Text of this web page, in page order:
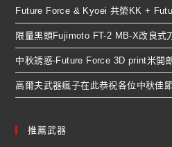
Future Force & Kyoei 共榮KK +
限量黑頭Fujimoto FT-2 MB-X改良式
中秋誘惑-Future Force 3D print米開
高爾夫武器瘋子在此恭祝各位中秋佳
推薦武器